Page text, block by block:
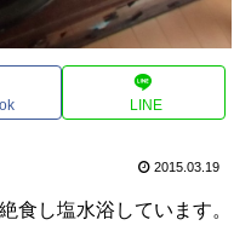
LINE
2015.03.19
食し塩水浴しています。